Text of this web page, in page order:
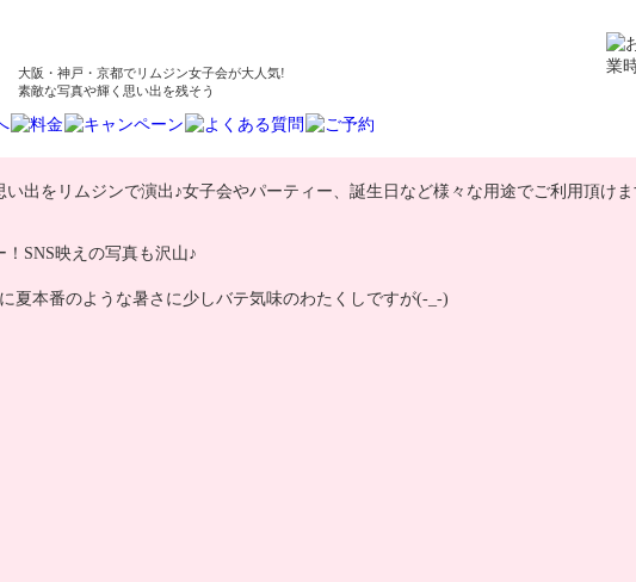
大阪・神戸・京都でリムジン女子会が大人気!
素敵な写真や輝く思い出を残そう
出をリムジンで演出♪女子会やパーティー、誕生日など様々な用途でご利用頂け
SNS映えの写真も沢山♪
夏本番のような暑さに少しバテ気味のわたくしですが(-_-)